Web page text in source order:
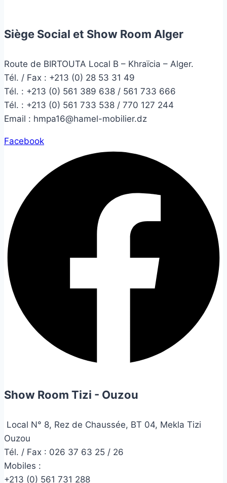
Siège Social et Show Room Alger
Route de BIRTOUTA Local B – Khraïcia – Alger.
Tél. / Fax : +213 (0) 28 53 31 49
Tél. : +213 (0) 561 389 638 / 561 733 666
Tél. : +213 (0) 561 733 538 / 770 127 244
Email : hmpa16@hamel-mobilier.dz
Facebook
Show Room Tizi - Ouzou
Local N° 8, Rez de Chaussée, BT 04, Mekla Tizi
Ouzou
Tél. / Fax : 026 37 63 25 / 26
Mobiles :
+213 (0) 561 731 288